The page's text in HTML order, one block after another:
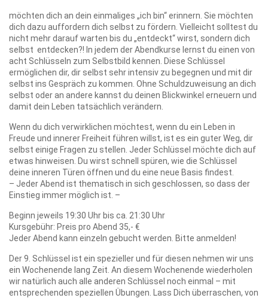
möchten dich an dein einmaliges „ich bin“ erinnern. Sie möchten
dich dazu auffordern dich selbst zu fördern. Vielleicht solltest du
nicht mehr darauf warten bis du „entdeckt“ wirst, sondern dich
selbst entdecken?! In jedem der Abendkurse lernst du einen von
acht Schlüsseln zum Selbstbild kennen. Diese Schlüssel
ermöglichen dir, dir selbst sehr intensiv zu begegnen und mit dir
selbst ins Gespräch zu kommen. Ohne Schuldzuweisung an dich
selbst oder an andere kannst du deinen Blickwinkel erneuern und
damit dein Leben tatsächlich verändern.
Wenn du dich verwirklichen möchtest, wenn du ein Leben in
Freude und innerer Freiheit führen willst, ist es ein guter Weg, dir
selbst einige Fragen zu stellen. Jeder Schlüssel möchte dich auf
etwas hinweisen. Du wirst schnell spüren, wie die Schlüssel
deine inneren Türen öffnen und du eine neue Basis findest.
– Jeder Abend ist thematisch in sich geschlossen, so dass der
Einstieg immer möglich ist. –
Beginn jeweils 19:30 Uhr bis ca. 21:30 Uhr
Kursgebühr: Preis pro Abend 35,- €
Jeder Abend kann einzeln gebucht werden. Bitte anmelden!
Der 9. Schlüssel ist ein spezieller und für diesen nehmen wir uns
ein Wochenende lang Zeit. An diesem Wochenende wiederholen
wir natürlich auch alle anderen Schlüssel noch einmal – mit
entsprechenden speziellen Übungen. Lass Dich überraschen, von